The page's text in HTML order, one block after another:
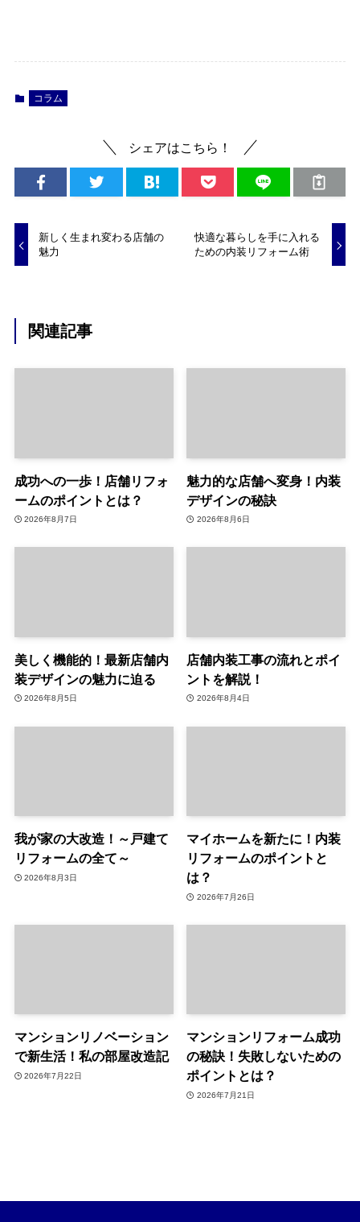
コラム
シェアはこちら！
新しく生まれ変わる店舗の
魅力
快適な暮らしを手に入れる
ための内装リフォーム術
関連記事
成功への一歩！店舗リフォ
ームのポイントとは？
2026年8月7日
魅力的な店舗へ変身！内装
デザインの秘訣
2026年8月6日
美しく機能的！最新店舗内
装デザインの魅力に迫る
2026年8月5日
店舗内装工事の流れとポイ
ントを解説！
2026年8月4日
我が家の大改造！～戸建て
リフォームの全て～
2026年8月3日
マイホームを新たに！内装
リフォームのポイントと
は？
2026年7月26日
マンションリノベーション
で新生活！私の部屋改造記
2026年7月22日
マンションリフォーム成功
の秘訣！失敗しないための
ポイントとは？
2026年7月21日